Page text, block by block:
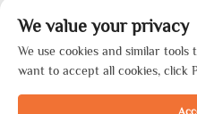
Авторские права © 2026
We value your privacy
We use cookies and similar
want to accept all cookies, click